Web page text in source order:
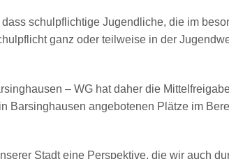
schulpflichtige Jugendliche, die im
ganz oder teilweise in der
– WG hat daher die
Barsinghausen angebotenen Plätze im
Stadt eine Perspektive, die wir auch